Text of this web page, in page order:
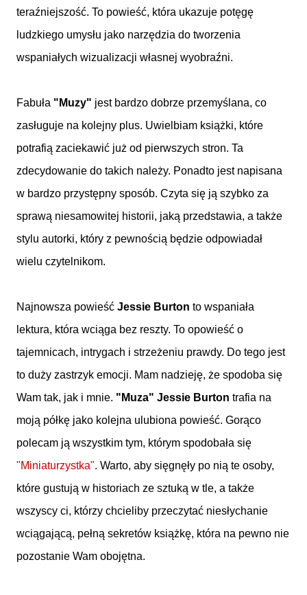
teraźniejszość. To powieść, która ukazuje potęgę
ludzkiego umysłu jako narzędzia do tworzenia
wspaniałych wizualizacji własnej wyobraźni.
Fabuła "Muzy" jest bardzo dobrze przemyślana, co
zasługuje na kolejny plus. Uwielbiam książki, które
potrafią zaciekawić już od pierwszych stron. Ta
zdecydowanie do takich należy. Ponadto jest napisana
w bardzo przystępny sposób. Czyta się ją szybko za
sprawą niesamowitej historii, jaką przedstawia, a także
stylu autorki, który z pewnością będzie odpowiadał
wielu czytelnikom.
Najnowsza powieść Jessie Burton to wspaniała
lektura, która wciąga bez reszty. To opowieść o
tajemnicach, intrygach i strzeżeniu prawdy. Do tego jest
to duży zastrzyk emocji. Mam nadzieję, że spodoba się
Wam tak, jak i mnie. "Muza" Jessie Burton trafia na
moją półkę jako kolejna ulubiona powieść. Gorąco
polecam ją wszystkim tym, którym spodobała się
"Miniaturzystka". Warto, aby sięgnęły po nią te osoby,
które gustują w historiach ze sztuką w tle, a także
wszyscy ci, którzy chcieliby przeczytać niesłychanie
wciągającą, pełną sekretów książkę, która na pewno nie
pozostanie Wam obojętna.